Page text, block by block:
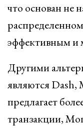
что основан не
распределенном
эффективным и
Другими
являются Dash,
предлагает
транзакции,